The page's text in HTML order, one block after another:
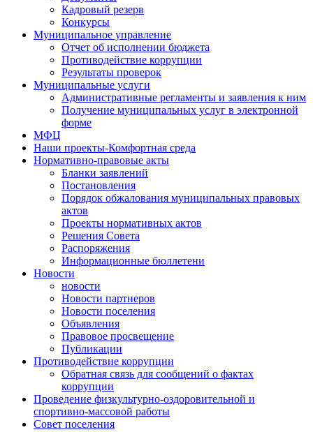
Кадровый резерв
Конкурсы
Муниципальное управление
Отчет об исполнении бюджета
Противодействие коррупции
Результаты проверок
Муниципальные услуги
Административные регламенты и заявления к ним
Получение муниципальных услуг в электронной
форме
МФЦ
Наши проекты-Комфортная среда
Нормативно-правовые акты
Бланки заявлений
Постановления
Порядок обжалования муниципальных правовых
актов
Проекты нормативных актов
Решения Совета
Распоряжения
Информационные бюллетени
Новости
новости
Новости партнеров
Новости поселения
Объявления
Правовое просвещение
Публикации
Противодействие коррупции
Обратная связь для сообщений о фактах
коррупции
Проведение физкультурно-оздоровительной и
спортивно-массовой работы
Совет поселения